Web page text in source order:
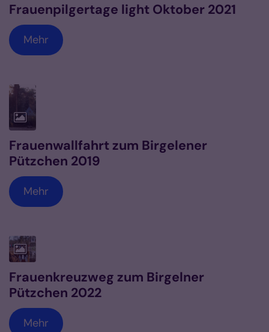
Frauenpilgertage light Oktober 2021
Mehr
Frauenwallfahrt zum Birgelener
Pützchen 2019
Mehr
Frauenkreuzweg zum Birgelner
Pützchen 2022
Mehr